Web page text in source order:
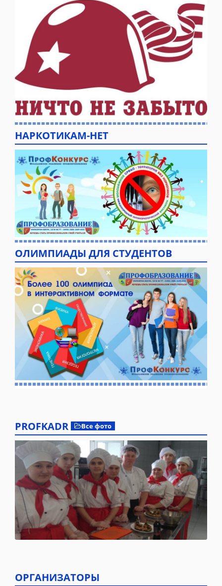
НАРКОТИКАМ-НЕТ
ОЛИМПИАДЫ ДЛЯ СТУДЕНТОВ
PROFKADR Все фото
ОРГАНИЗАТОРЫ